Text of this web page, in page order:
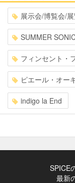
展示会/博覧会/
SUMMER
フィンセント・
ピエール・オー
indigo la End
SPICE
最新